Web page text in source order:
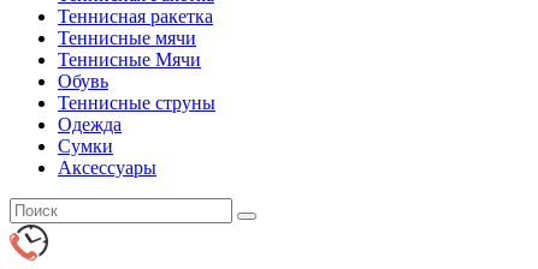
Теннисная ракетка
Теннисные мячи
Теннисные Мячи
Обувь
Теннисные струны
Одежда
Сумки
Аксессуары